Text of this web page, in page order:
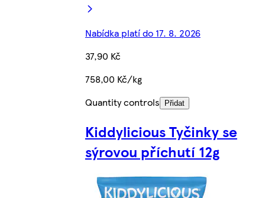
Nabídka platí do 17. 8. 2026
37,90 Kč
758,00 Kč/kg
Quantity controls
Přidat
Kiddylicious Tyčinky se
sýrovou příchutí 12g